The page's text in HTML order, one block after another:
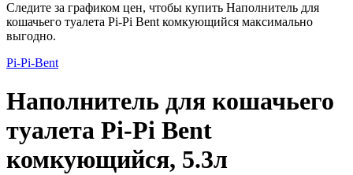
Следите за графиком цен, чтобы купить Наполнитель для
кошачьего туалета Pi-Pi Bent комкующийся максимально
выгодно.
Pi-Pi-Bent
Наполнитель для кошачьего
туалета Pi-Pi Bent
комкующийся, 5.3л